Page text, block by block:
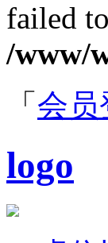
failed
/www/
「 会员
logo